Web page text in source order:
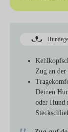
Zug an
Deinen
oder Hund